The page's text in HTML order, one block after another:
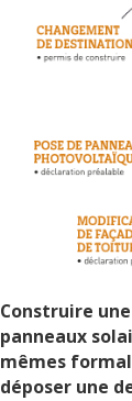
Construire
panneaux
mêmes
déposer une